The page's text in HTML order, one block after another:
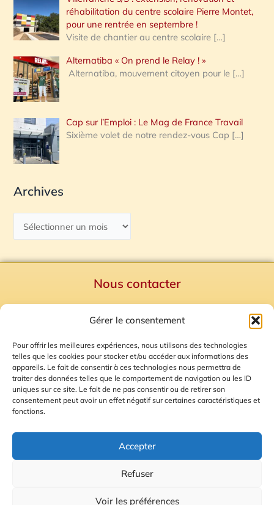
Gérer le consentement
Pour offrir les meilleures expériences, nous utilisons des technologies
telles que les cookies pour stocker et/ou accéder aux informations des
appareils. Le fait de consentir à ces technologies nous permettra de
traiter des données telles que le comportement de navigation ou les ID
uniques sur ce site. Le fait de ne pas consentir ou de retirer son
consentement peut avoir un effet négatif sur certaines caractéristiques et
fonctions.
Accepter
Refuser
Voir les préférences
réhabilitation du centre scolaire Pierre Montet,
pour une rentrée en septembre !
Visite de chantier au centre scolaire […]
Alternatiba « On prend le Relay ! »
Alternatiba, mouvement citoyen pour le […]
Cap sur l’Emploi : Le Mag de France Travail
Sixième volet de notre rendez-vous Cap […]
Archives
Nous contacter
Mentions Légales
Plan du site
Gestion des Cookies
© 2026 Radio Calade